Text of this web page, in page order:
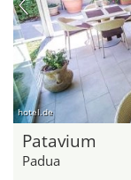
hotel.de
Patavium
Padua